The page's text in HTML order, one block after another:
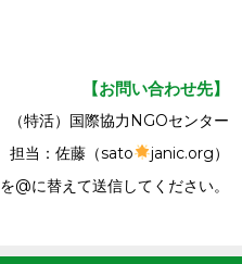
【お問い合わせ先】
（特活）国際協力NGOセンター
担当：佐藤（sato
janic.org）
を@に替えて送信してください。